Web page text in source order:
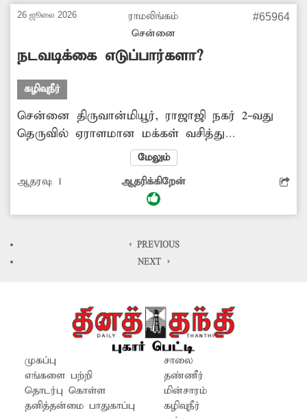
நடவடிக்கை எடுக்கவேண்டி அப்பகுதி மக்கள்
26 ஜூலை 2026
ராமலிங்கம்
சென்னை
#65964
நடவடிக்கை எடுப்பார்களா?
கழிவுநீர்
சென்னை திருவான்மியூர், ராஜாஜி நகர் 2-வது
தெருவில் ஏராளமான மக்கள் வசித்து
வருகின்றனர். இந்த பகுதியில் கிழக்கு கடற்கரை
சாலை விரிவாக்கம் அமைக்கப்பட்டது. இங்கு
வசிக்கும் பொதுமக்கள் நீண்ட நாட்களாக
கழிவுநீர் வடிகால் இணைப்பு வேண்டும் என
சம்பந்தப்பட்ட துறை அதிகாரிகள் மக்களின்
கோரிக்கையை ஏற்று கழிவுநீர் வடிகால்
மேலும்
ஆதரவு: 1 ஆதரிக்கிறேன்
< PREVIOUS
NEXT >
முகப்பு
எங்களை பற்றி
தொடர்பு கொள்ள
தனித்தன்மை பாதுகாப்பு
சாலை
தண்ணீர்
மின்சாரம்
கழிவுநீர்